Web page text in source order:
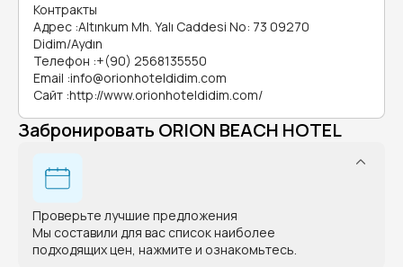
Контракты
Адрес :Altınkum Mh. Yalı Caddesi No: 73 09270
Didim/Aydın
Телефон :+(90) 2568135550
Email :info@orionhoteldidim.com
Сайт :http://www.orionhoteldidim.com/
Забронировать ORION BEACH HOTEL
Проверьте лучшие предложения
Мы составили для вас список наиболее
подходящих цен, нажмите и ознакомьтесь.